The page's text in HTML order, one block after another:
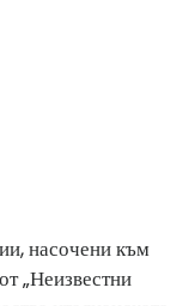
насочени към
„Неизвестни